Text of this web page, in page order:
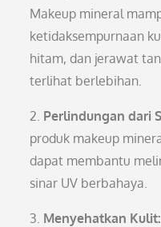
Makeup mineral
ketidaksempurnaan
hitam, dan jerawat
terlihat berlebihan.
2. Perlindungan dari
produk makeup
dapat membantu
sinar UV berbahaya.
3. Menyehatkan Kulit: